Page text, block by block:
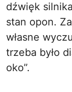
dźwięk
stan opon.
własne
trzeba było
oko”.